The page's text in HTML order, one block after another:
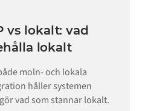
vs lokalt: vad
lokalt
moln- och lokala
håller systemen
vad som stannar lokalt.